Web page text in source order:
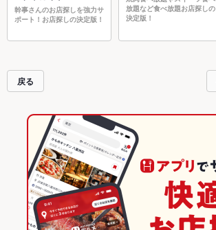
幹事さんのお店探しを強力サ
ポート！お店探しの決定版！
放題など食べ放題お店探しの
決定版！
戻る